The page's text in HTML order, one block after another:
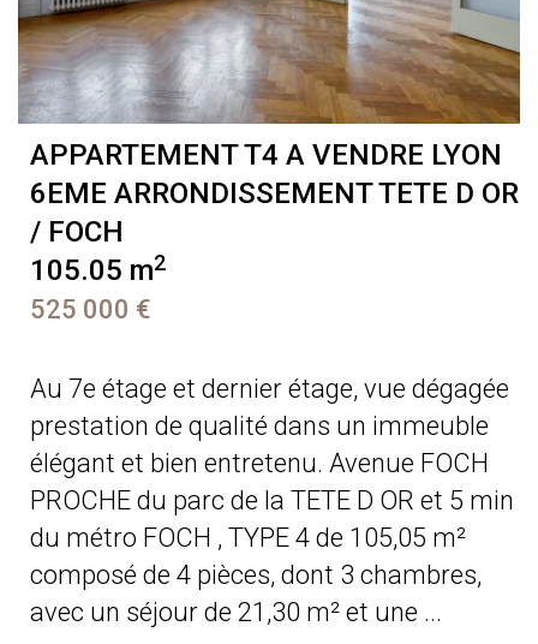
APPARTEMENT T4 A VENDRE LYON
6EME ARRONDISSEMENT TETE D OR
/ FOCH
105.05 m2
525 000 €
Au 7e étage et dernier étage, vue dégagée
prestation de qualité dans un immeuble
élégant et bien entretenu. Avenue FOCH
PROCHE du parc de la TETE D OR et 5 min
du métro FOCH , TYPE 4 de 105,05 m²
composé de 4 pièces, dont 3 chambres,
avec un séjour de 21,30 m² et une ...